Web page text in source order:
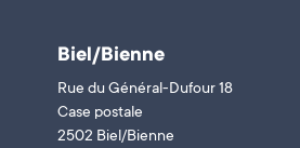
Biel/Bienne
Rue du Général-Dufour 18
Case postale
2502 Biel/Bienne